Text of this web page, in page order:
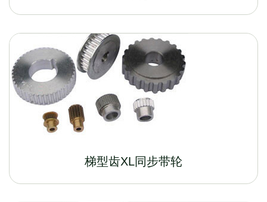
梯型齿XL同步带轮